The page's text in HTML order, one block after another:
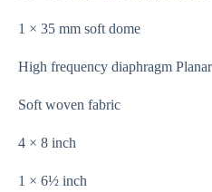
1 × 35 mm soft dome
High frequency diaphragm
Soft woven fabric
4 × 8 inch
1 × 6½ inch